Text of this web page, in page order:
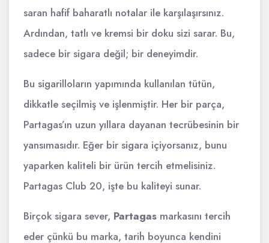
saran hafif baharatlı notalar ile karşılaşırsınız.
Ardından, tatlı ve kremsi bir doku sizi sarar. Bu,
sadece bir sigara değil; bir deneyimdir.
Bu sigarilloların yapımında kullanılan tütün,
dikkatle seçilmiş ve işlenmiştir. Her bir parça,
Partagas’ın uzun yıllara dayanan tecrübesinin bir
yansımasıdır. Eğer bir sigara içiyorsanız, bunu
yaparken kaliteli bir ürün tercih etmelisiniz.
Partagas Club 20, işte bu kaliteyi sunar.
Birçok sigara sever, Partagas markasını tercih
eder çünkü bu marka, tarih boyunca kendini